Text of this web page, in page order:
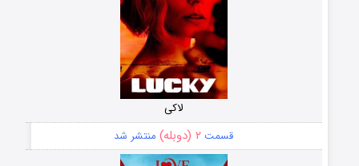
لاکی
قسمت ۲ (دوبله) منتشر شد